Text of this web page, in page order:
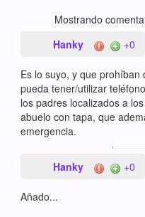
Mostrando
Hanky
+0
Es lo suyo, y que
pueda tener/utilizar
los padres localizados a
abuelo con tapa, que
emergencia.
Hanky +0
Añado...